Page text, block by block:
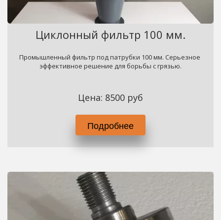
Циклонный фильтр 100 мм.
Промышленный фильтр под патрубки 100 мм. Серьезное
эффективное решение для борьбы с грязью.
Цена: 8500 руб
Подробнее